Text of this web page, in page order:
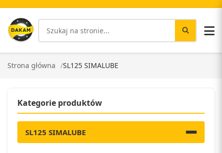
Strona główna SL125 SIMALUBE
Kategorie produktów
SL125 SIMALUBE